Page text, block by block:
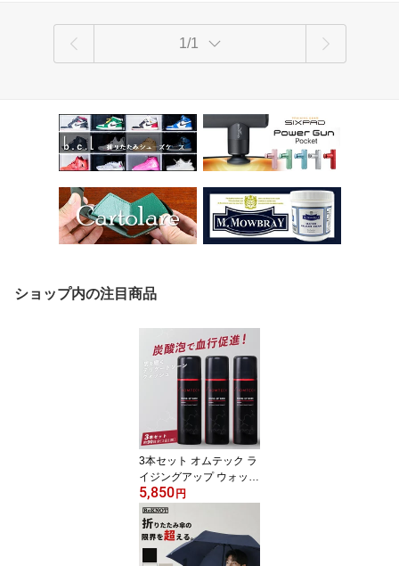
1/1
ショップ内の注目商品
3本セット オムテック ラ
イジングアップ ウォッシ
ュ（アンファー 男性 デ
リケートゾーン ウォッシ
ュ 炭酸泡 ニオイ 黒ずみ
かゆみ ムレ スッキリ 洗
浄 専用 ソープ 石鹸 ボデ
5,850 円